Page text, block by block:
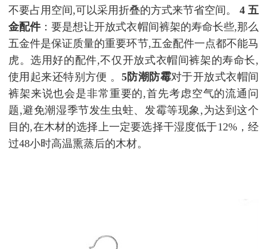
不要占用空间,可以采用折叠的方式来节省空间。
4 五
金配件：要是想让开放式衣帽间裤架的寿命长些,那么
五金件是保证质量的重要环节,五金配件一点都不能马
虎。选用好的配件,不仅开放式衣帽间裤架的寿命长,
使用起来还特别方便 。 5防潮防霉对于开放式衣帽间
裤架来说也会是非常重要的,首先考虑空气的流通问
题,避免潮湿季节发生虫蛀、发霉等现象,为达到这个
目的,在木材的选择上一定要选择干湿度低于12%，经
过48小时高温熏蒸后的木材。